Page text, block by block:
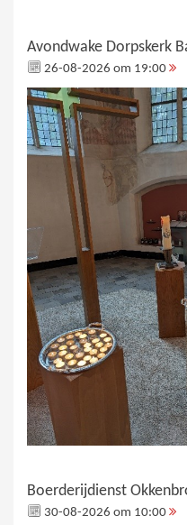
Avondwake Dorpskerk
26-08-2026 om 19:00
Boerderijdienst
30-08-2026 om 10:00